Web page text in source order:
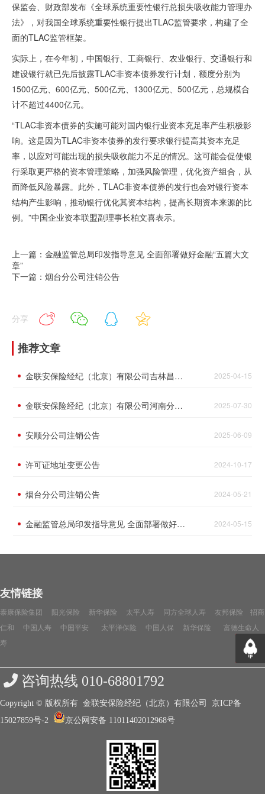
保监会、财政部发布《全球系统重要性银行总损失吸收能力管理办
法》，对我国全球系统重要性银行提出TLAC监管要求，构建了全
面的TLAC监管框架。
实际上，在今年初，中国银行、工商银行、农业银行、交通银行和
建设银行就已先后披露TLAC非资本债券发行计划，额度分别为
1500亿元、 600亿元、 500亿元、 1300亿元、 500亿元，总规模合
计不超过4400亿元。
“TLAC非资本债券的实施可能对国内银行业资本充足率产生积极影
响。这是因为TLAC非资本债券的发行要求银行提高其资本充足
率，以应对可能出现的损失吸收能力不足的情况。这可能会促使银
行采取更严格的资本管理策略，加强风险管理，优化资产组合，从
而降低风险暴露。此外， TLAC非资本债券的发行也会对银行资本
结构产生影响，推动银行优化其资本结构，提高长期资本来源的比
例。”中国企业资本联盟副理事长柏文喜表示。
上一篇：金融监管总局印发指导意见 全面部署做好金融“五篇大文
章”
下一篇：烟台分公司注销公告
分享
推荐文章
金联安保险经纪（北京）有限公司吉林昌邑分公司名称、地址、负责人变更公告 2025-04-15
金联安保险经纪（北京）有限公司河南分公司地址变更公告 2025-07-30
安顺分公司注销公告 2025-06-09
许可证地址变更公告 2024-10-17
烟台分公司注销公告 2024-05-21
金融监管总局印发指导意见 全面部署做好金融“五篇大文章” 2024-05-15
友情链接
泰康保险集团 阳光保险 新华保险 太平人寿 同方全球人寿 友邦保险 招商
仁和 中国人寿 中国平安 太平洋保险 中国人保 新华保险 富德生命人
寿
咨询热线 010-68801792
Copyright © 版权所有 金联安保险经纪（北京）有限公司 京ICP备
15027859号-2
京公网安备 11011402012968号
返回